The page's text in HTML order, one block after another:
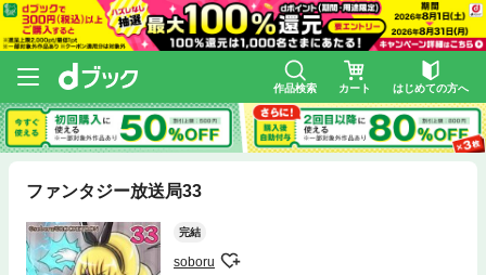
作品検索 カート はじめての方へ
ファンタジー放送局33
完結
soboru